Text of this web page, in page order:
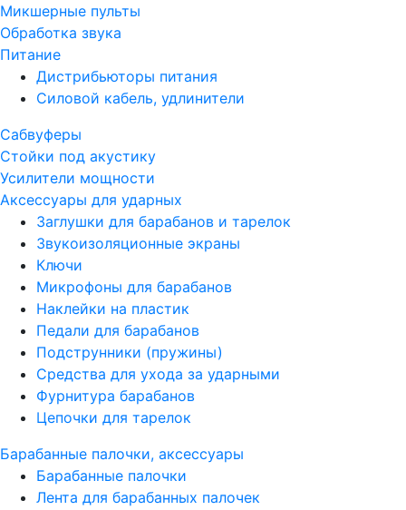
Микшерные пульты
Обработка звука
Питание
Дистрибьюторы питания
Силовой кабель, удлинители
Сабвуферы
Стойки под акустику
Усилители мощности
Аксессуары для ударных
Заглушки для барабанов и тарелок
Звукоизоляционные экраны
Ключи
Микрофоны для барабанов
Наклейки на пластик
Педали для барабанов
Подструнники (пружины)
Средства для ухода за ударными
Фурнитура барабанов
Цепочки для тарелок
Барабанные палочки, аксессуары
Барабанные палочки
Лента для барабанных палочек